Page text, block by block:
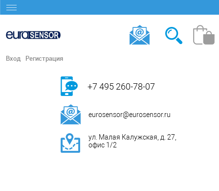
Вход Регистрация
+7 495 260-78-07
eurosensor@eurosensor.ru
ул. Малая Калужская, д. 27,
офис 1/2